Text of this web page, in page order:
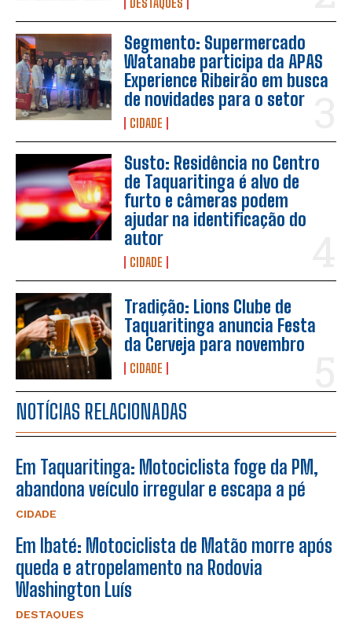
Segmento: Supermercado
Watanabe participa da APAS
Experience Ribeirão em busca
de novidades para o setor
CIDADE
Susto: Residência no Centro
de Taquaritinga é alvo de
furto e câmeras podem
ajudar na identificação do
autor
CIDADE
Tradição: Lions Clube de
Taquaritinga anuncia Festa
da Cerveja para novembro
CIDADE
NOTÍCIAS RELACIONADAS
Em Taquaritinga: Motociclista foge da PM,
abandona veículo irregular e escapa a pé
CIDADE
Em Ibaté: Motociclista de Matão morre após
queda e atropelamento na Rodovia
Washington Luís
DESTAQUES